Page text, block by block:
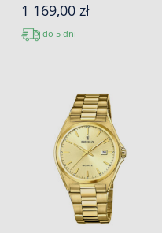
1 169,00 zł
do 5 dni